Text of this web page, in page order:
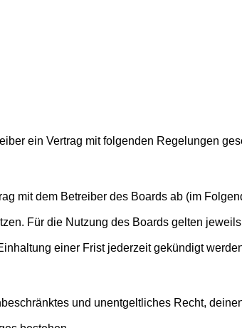
ein Vertrag mit folgenden Regelungen
mit dem Betreiber des Boards ab (im
Für die Nutzung des Boards gelten
einer Frist jederzeit gekündigt
und unentgeltliches Recht,